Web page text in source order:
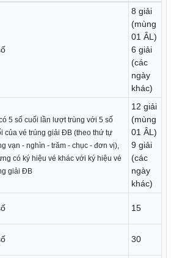
8 giải
(mùng
01 ÂL)
6 giải
(các
ngày
khác)
5 số cuối lần lượt trùng với 5 số
của vé trúng giải ĐB (theo thứ tự
vạn - nghìn - trăm - chục - đơn vị),
có ký hiệu vé khác với ký hiệu vé
giải ĐB
12 giải
(mùng
01 ÂL)
9 giải
(các
ngày
khác)
15
30